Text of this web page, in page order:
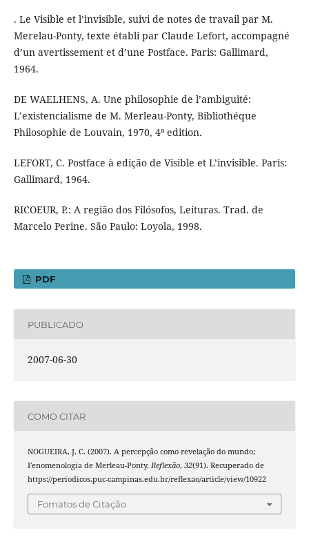
. Le Visible et l’invisible, suivi de notes de travail par M.
Merelau-Ponty, texte établi par Claude Lefort, accompagné
d’un avertissement et d’une Postface. Paris: Gallimard,
1964.
DE WAELHENS, A. Une philosophie de l’ambiguité:
L’existencialisme de M. Merleau-Ponty, Bibliothéque
Philosophie de Louvain, 1970, 4ª edition.
LEFORT, C. Postface à edição de Visible et L’invisible. Paris:
Gallimard, 1964.
RICOEUR, P.: A região dos Filósofos, Leituras. Trad. de
Marcelo Perine. São Paulo: Loyola, 1998.
PDF
PUBLICADO
2007-06-30
COMO CITAR
NOGUEIRA, J. C. (2007). A percepção como revelação do mundo;
Fenomenologia de Merleau-Ponty. Reflexão, 32(91). Recuperado de
https://periodicos.puc-campinas.edu.br/reflexao/article/view/10922
Fomatos de Citação